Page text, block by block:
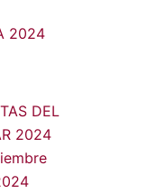
2024
DEL
2024